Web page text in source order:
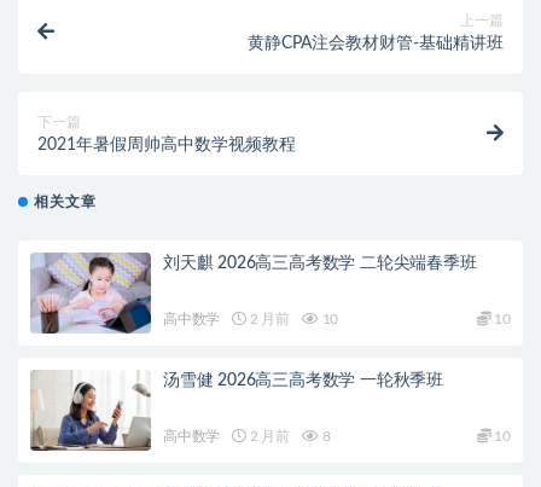
上一篇
黄静CPA注会教材财管-基础精讲班
下一篇
2021年暑假周帅高中数学视频教程
相关文章
刘天麒 2026高三高考数学 二轮尖端春季班
高中数学 2 月前 10 10
汤雪健 2026高三高考数学 一轮秋季班
高中数学 2 月前 8 10